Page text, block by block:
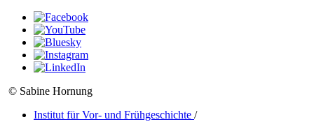
© Sabine Hornung
Institut für Vor- und Frühgeschichte /